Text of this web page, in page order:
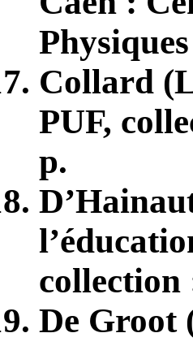
Collard
PUF,
p.
collection
De Groot